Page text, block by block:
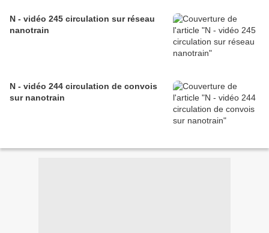
N - vidéo 245 circulation sur réseau
nanotrain
N - vidéo 244 circulation de convois
sur nanotrain